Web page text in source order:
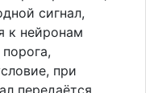
сигнал,
к нейронам
при
передаётся